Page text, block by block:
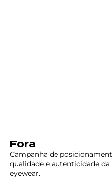
Fora
Campanha de
qualidade e autenticidade
eyewear.